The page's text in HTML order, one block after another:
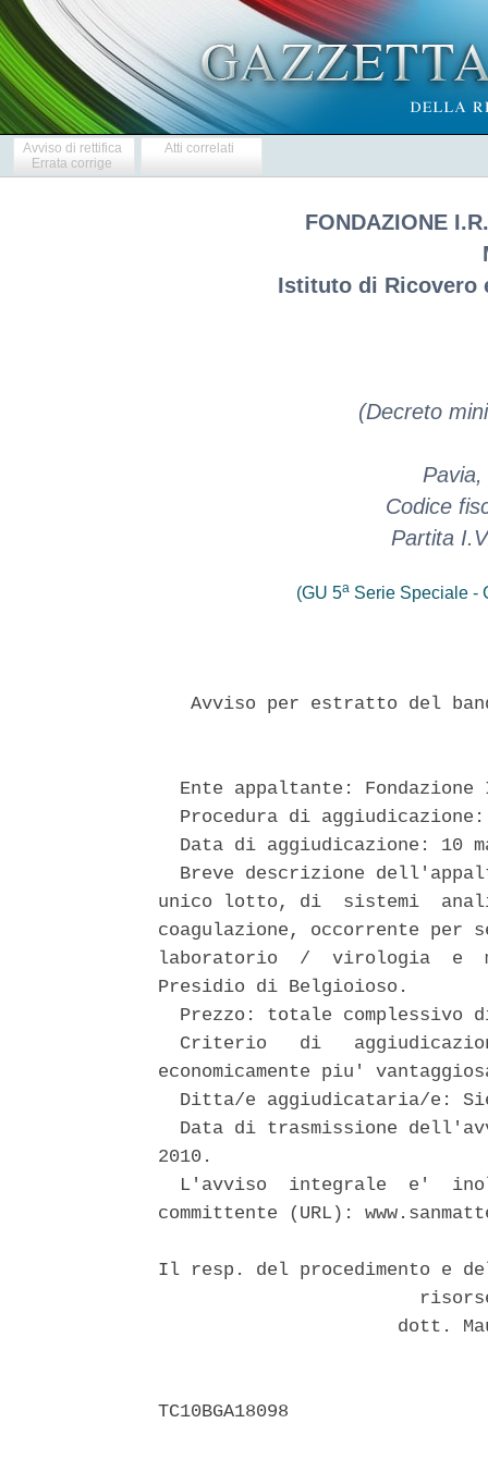
Avviso di rettifica
Errata corrige
Atti correlati
FONDAZIONE
Istituto di Ricovero
(Decreto
Codice
Partita
(GU 5a Serie Speciale -
Avviso per estratto del
Ente appaltante:
Procedura di
Data di aggiudicazione: 10
Breve descrizione
unico lotto, di  sistemi
coagulazione, occorrente
laboratorio  /  virologia  e
Presidio di Belgioioso.
Prezzo: totale complessivo
Criterio   di
economicamente piu'
Ditta/e aggiudicataria/e:
Data di trasmissione
2010.
L'avviso  integrale  e'
committente (URL):
Il resp. del procedimento e
dott.